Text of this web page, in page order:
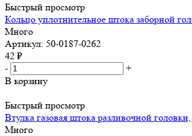
Быстрый просмотр
Кольцо уплотнительное штока заборной
Много
Артикул: 50-0187-0262
42 ₽
-
+
В корзину
Быстрый просмотр
Втулка газовая штока разливочной
Много